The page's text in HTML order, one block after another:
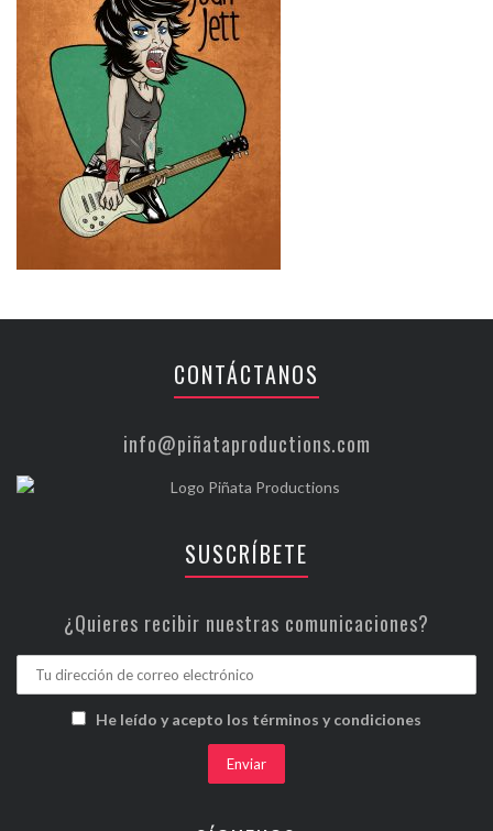
CONTÁCTANOS
info@piñataproductions.com
SUSCRÍBETE
¿Quieres recibir nuestras comunicaciones?
He leído y acepto los términos y condiciones